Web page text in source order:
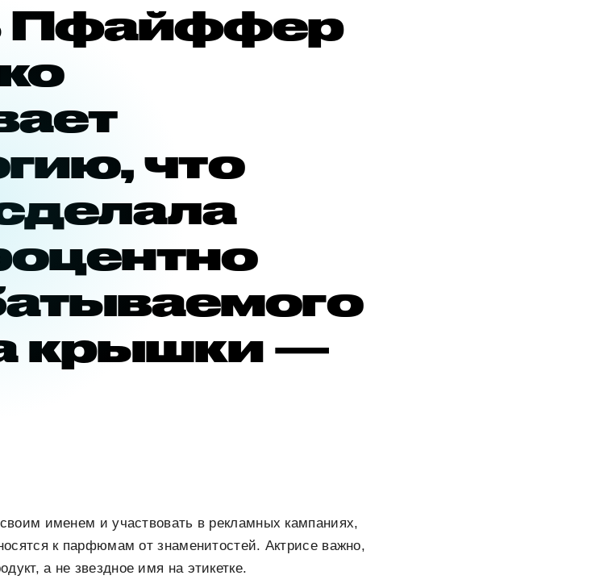
Пфайффер
что
крышки —
именем и участвовать в рекламных кампаниях,
к парфюмам от знаменитостей. Актрисе важно,
а не звездное имя на этикетке.